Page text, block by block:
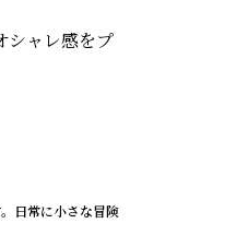
シャレ感をプ
日常に小さな冒険